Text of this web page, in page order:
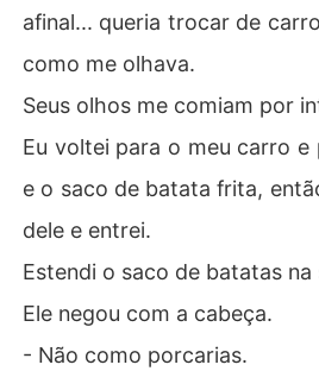
afinal... queria trocar de
como me olhava.
Seus olhos me comiam por
Eu voltei para o meu carro e
e o saco de batata frita,
dele e entrei.
Estendi o saco de batatas na
Ele negou com a cabeça.
- Não como porcarias.